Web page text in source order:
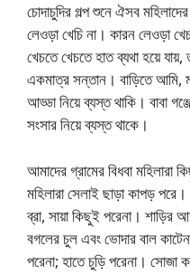
চোদাচুদির গল্প শুনে ঐসব
লেওড়া খেচি না। কারন লেওড়া
খেচতে খেচতে হাত ব্যথা হয়ে
একমাত্র সন্তান। বাড়িতে আমি,
আড্ডা নিয়ে ব্যস্ত থাকি। বাবা
সংসার নিয়ে ব্যস্ত থাকে।
আমাদের গ্রামের বিধবা মহিলারা
মহিলারা সেলাই ছাড়া কাপড় পরে।
ব্রা, সায়া কিছুই পরেনা। শাড়ির
বগলের চুল এবং ভোদার বাল
পরেনা; হাতে চুড়ি পরেনা। সোজা